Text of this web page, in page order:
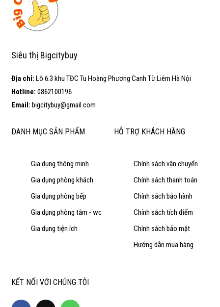
DANH MỤC SẢN PHẨM
Gia dụng thông minh
Gia dụng phòng khách
Gia dụng phòng bếp
Gia dụng phòng tắm - wc
Gia dụng tiện ích
HỖ TRỢ KHÁCH HÀNG
Chính sách vận chuyển
Chính sách thanh toán
Chính sách bảo hành
Chính sách tích điểm
Chính sách bảo mật
Hướng dẫn mua hàng
KẾT NỐI VỚI CHÚNG TÔI
Siêu thị Bigcitybuy
Email: bigcitybuy@gmail.com
Địa chỉ: Lô 6.3 khu TĐC Tu Hoàng Phương Canh Từ Liêm Hà Nội
Hotline: 0862100196